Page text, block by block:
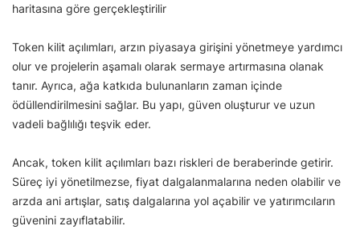
haritasına göre gerçekleştirilir
Token kilit açılımları, arzın piyasaya girişini yönetmeye yardımcı
olur ve projelerin aşamalı olarak sermaye artırmasına olanak
tanır. Ayrıca, ağa katkıda bulunanların zaman içinde
ödüllendirilmesini sağlar. Bu yapı, güven oluşturur ve uzun
vadeli bağlılığı teşvik eder.
Ancak, token kilit açılımları bazı riskleri de beraberinde getirir.
Süreç iyi yönetilmezse, fiyat dalgalanmalarına neden olabilir ve
arzda ani artışlar, satış dalgalarına yol açabilir ve yatırımcıların
güvenini zayıflatabilir.